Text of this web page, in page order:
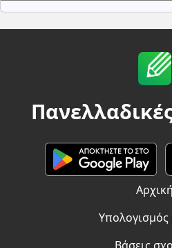
Αρχική